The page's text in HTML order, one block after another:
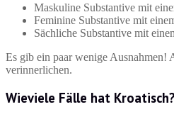
Maskuline Substantive mit
Feminine Substantive mit
Sächliche Substantive mit
Es gib ein paar wenige Ausnahmen!
verinnerlichen.
Wieviele Fälle hat Kroatisch?